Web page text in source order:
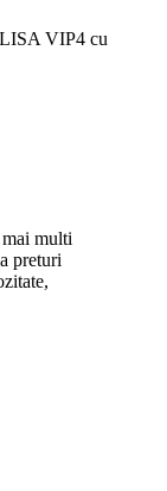
VIP4 cu
mai multi
preturi